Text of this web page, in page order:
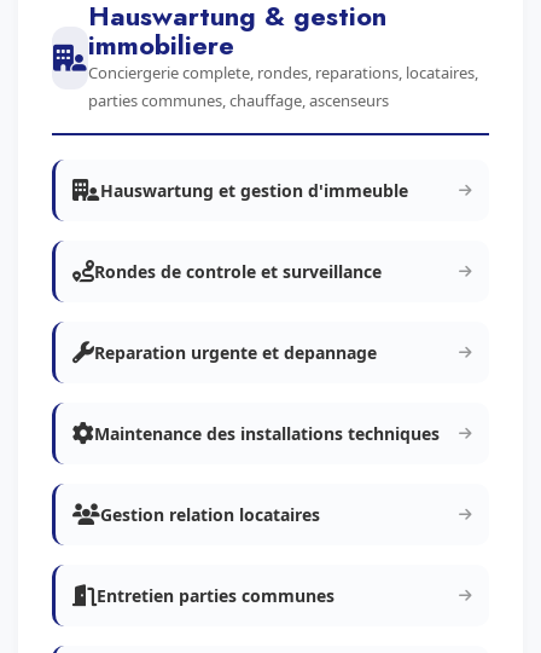
Hauswartung & gestion
immobiliere
Conciergerie complete, rondes, reparations, locataires,
parties communes, chauffage, ascenseurs
Hauswartung et gestion d'immeuble
Rondes de controle et surveillance
Reparation urgente et depannage
Maintenance des installations techniques
Gestion relation locataires
Entretien parties communes